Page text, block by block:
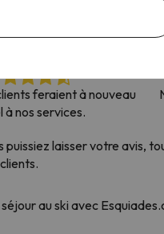
feraient à nouveau
à nos services.
laisser votre avis,
au ski avec